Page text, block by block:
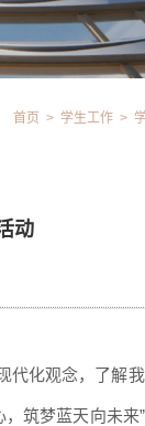
首页 > 学生工作 >
动
代化观念，了解
筑梦蓝天向未来